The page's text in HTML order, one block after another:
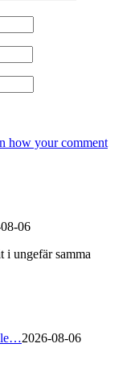
how your comment
06
i ungefär samma
2026-08-06